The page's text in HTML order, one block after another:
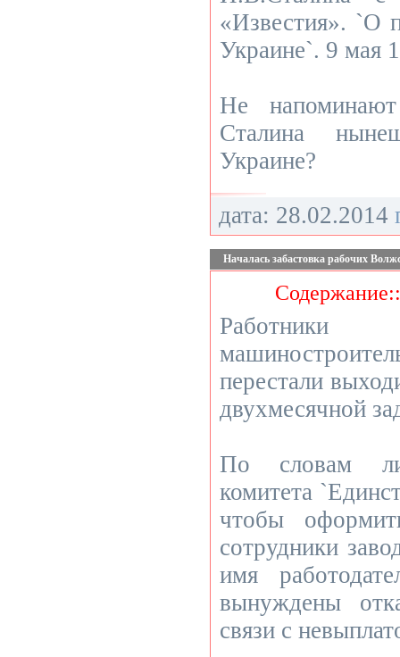
«Известия». `О
Украине`. 9 мая
Не
Сталина
Украине?
дата: 28.02.2014
Началась забастовка рабочих
перестали
двухмесячной
По словам
комитета
чтобы
сотрудники
имя
вынуждены
связи с